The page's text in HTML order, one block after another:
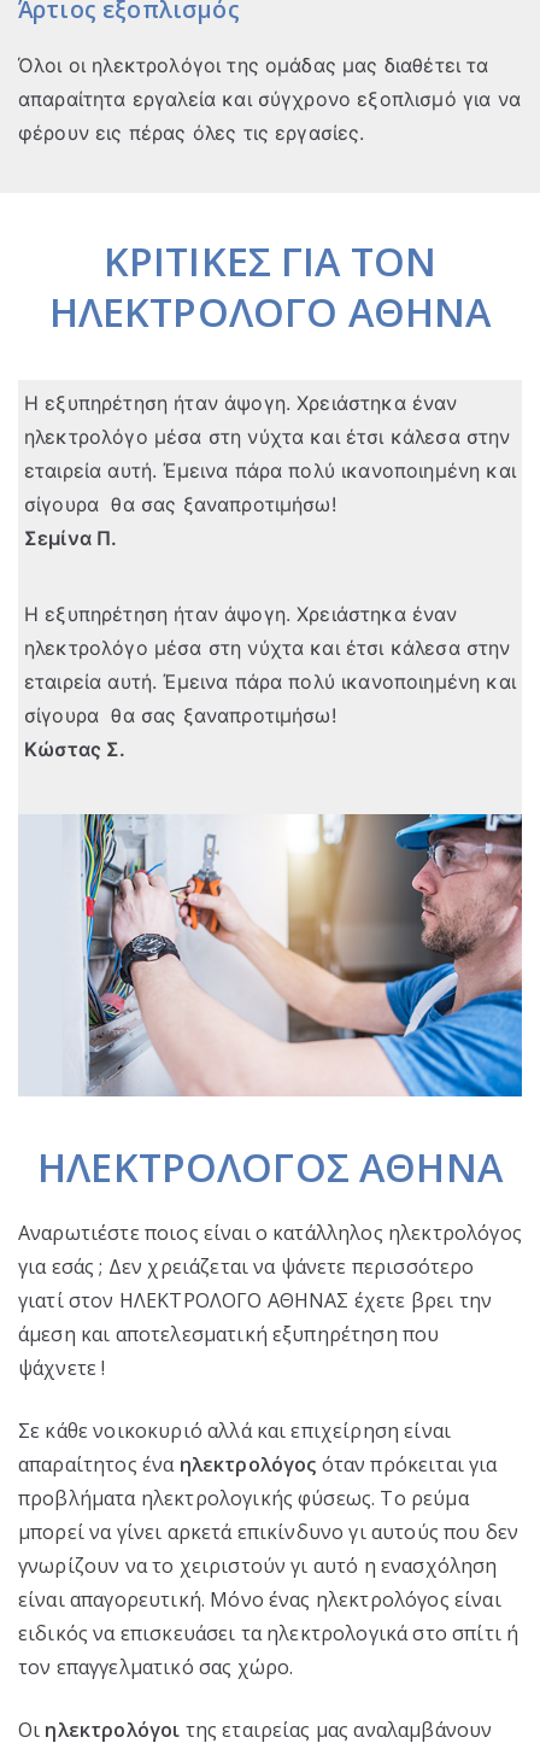
Άρτιος εξοπλισμός
Όλοι οι ηλεκτρολόγοι της ομάδας μας διαθέτει τα
απαραίτητα εργαλεία και σύγχρονο εξοπλισμό για να
φέρουν εις πέρας όλες τις εργασίες.
ΚΡΙΤΙΚΕΣ ΓΙΑ ΤΟΝ
ΗΛΕΚΤΡΟΛΟΓΟ ΑΘΗΝΑ
Η εξυπηρέτηση ήταν άψογη. Χρειάστηκα έναν
ηλεκτρολόγο μέσα στη νύχτα και έτσι κάλεσα στην
εταιρεία αυτή. Έμεινα πάρα πολύ ικανοποιημένη και
σίγουρα θα σας ξαναπροτιμήσω!
Σεμίνα Π.
Η εξυπηρέτηση ήταν άψογη. Χρειάστηκα έναν
ηλεκτρολόγο μέσα στη νύχτα και έτσι κάλεσα στην
εταιρεία αυτή. Έμεινα πάρα πολύ ικανοποιημένη και
σίγουρα θα σας ξαναπροτιμήσω!
Κώστας Σ.
ΗΛΕΚΤΡΟΛΟΓΟΣ ΑΘΗΝΑ
Αναρωτιέστε ποιος είναι ο κατάλληλος ηλεκτρολόγος
για εσάς ; Δεν χρειάζεται να ψάνετε περισσότερο
γιατί στον ΗΛΕΚΤΡΟΛΟΓΟ ΑΘΗΝΑΣ έχετε βρει την
άμεση και αποτελεσματική εξυπηρέτηση που
ψάχνετε !
Σε κάθε νοικοκυριό αλλά και επιχείρηση είναι
απαραίτητος ένα ηλεκτρολόγος όταν πρόκειται για
προβλήματα ηλεκτρολογικής φύσεως. Το ρεύμα
μπορεί να γίνει αρκετά επικίνδυνο γι αυτούς που δεν
γνωρίζουν να το χειριστούν γι αυτό η ενασχόληση
είναι απαγορευτική. Μόνο ένας ηλεκτρολόγος είναι
ειδικός να επισκευάσει τα ηλεκτρολογικά στο σπίτι ή
τον επαγγελματικό σας χώρο.
Οι ηλεκτρολόγοι της εταιρείας μας αναλαμβάνουν